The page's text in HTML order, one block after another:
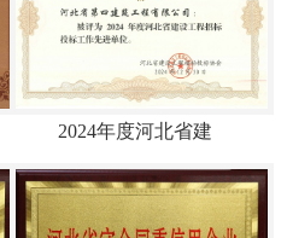
2024年度河北省建